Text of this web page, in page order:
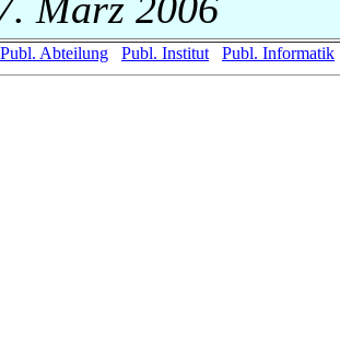
Publ. Abteilung Publ. Institut Publ. Informatik